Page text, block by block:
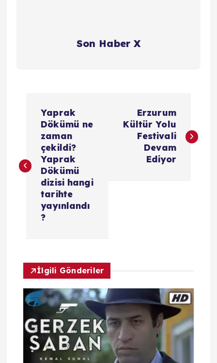
Son Haber X
ı
n
m
Yaprak
Dökümü ne
zaman
çekildi?
Yaprak
Dökümü
dizisi hangi
tarihte
yayınlandı
?
Erzurum
Kültür Yolu
Festivali
Devam
Ediyor
İlgili Gönderiler